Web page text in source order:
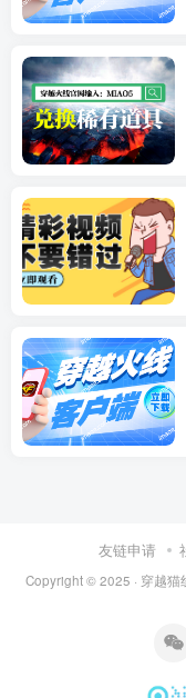
友链申请
Copyright © 2025 · 穿越猫